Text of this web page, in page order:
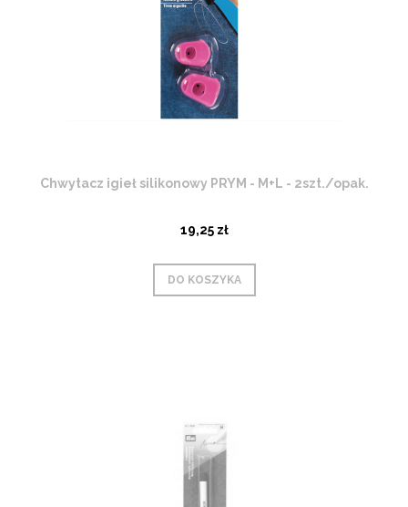
Chwytacz igieł silikonowy PRYM - M+L - 2szt./opak.
19,25 zł
DO KOSZYKA